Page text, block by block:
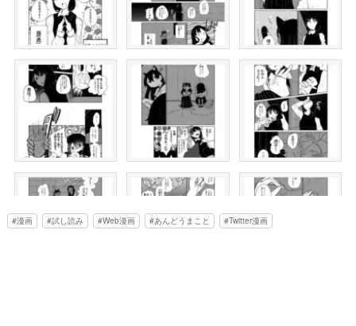
漫画 試し読み Web漫画 あんどうまこと Twitter漫画